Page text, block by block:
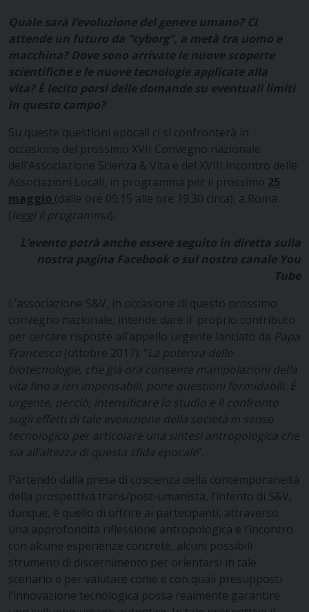
Quale sarà l’evoluzione del genere umano? Ci
attende un futuro da “cyborg”, a metà tra uomo e
macchina? Dove sono arrivate le nuove scoperte
scientifiche e le nuove tecnologie applicate alla
vita? È lecito porsi delle domande su eventuali limiti
in questo campo?
Su queste questioni epocali ci si confronterà in
occasione del prossimo XVII Convegno nazionale
dell’Associazione Scienza & Vita e del XVIII Incontro delle
Associazioni Locali, in programma per il prossimo 25
maggio (dalle ore 09.15 alle ore 19.30 circa), a Roma
(leggi il programma).
L’evento potrà anche essere seguito in diretta sulla
nostra pagina Facebook o sul nostro canale You
Tube
L’associazione S&V, in occasione di questo prossimo
convegno nazionale, intende dare il proprio contributo
per cercare risposte all’appello urgente lanciato da Papa
Francesco (ottobre 2017): “La potenza delle
biotecnologie, che già ora consente manipolazioni della
vita fino a ieri impensabili, pone questioni formidabili. È
urgente, perciò, intensificare lo studio e il confronto
sugli effetti di tale evoluzione della società in senso
tecnologico per articolare una sintesi antropologica che
sia all’altezza di questa sfida epocale”.
Partendo dalla presa di coscienza della contemporaneità
della prospettiva trans/post-umanista, l’intento di S&V,
dunque, è quello di offrire ai partecipanti, attraverso
una approfondita riflessione antropologica e l’incontro
con alcune esperienze concrete, alcuni possibili
strumenti di discernimento per orientarsi in tale
scenario e per valutare come e con quali presupposti
l’innovazione tecnologica possa realmente garantire